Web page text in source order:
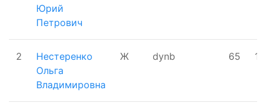
Юрий
Петрович
2
Нестеренко
Ольга
Владимировна
Ж dynb 65